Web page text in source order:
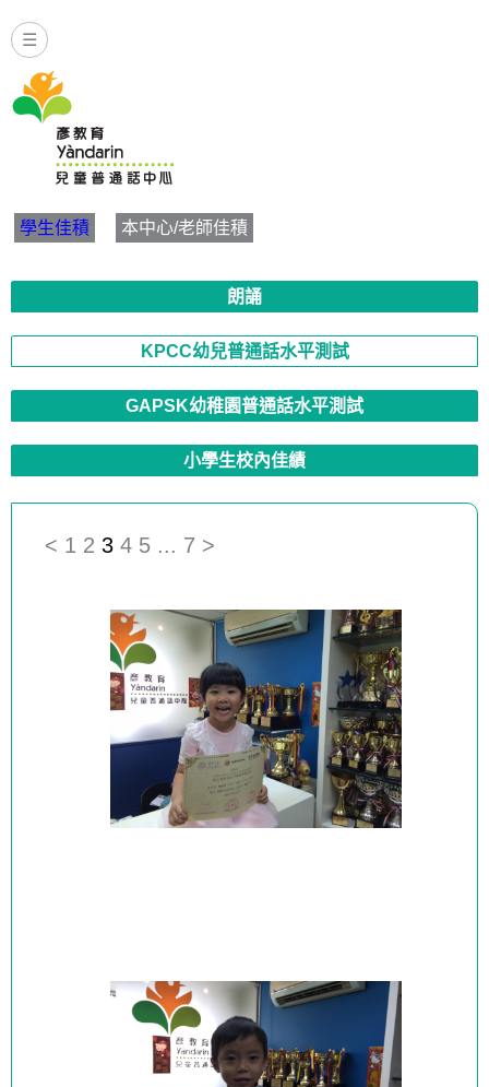
☰
Yandarin - KPCC幼兒普通話水
學生佳積 本中心/老師佳積
朗誦
KPCC幼兒普通話水平測試
GAPSK幼稚園普通話水平測試
小學生校內佳績
< 1 2 3 4 5 ... 7 >